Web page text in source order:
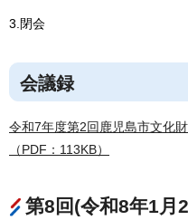
3.閉会
会議録
令和7年度第2回鹿児島市文化
（PDF：113KB）
第8回(令和8年1月